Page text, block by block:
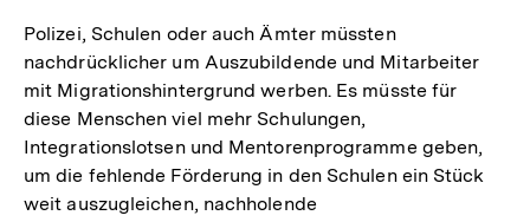
Polizei, Schulen oder auch Ämter müssten
nachdrücklicher um Auszubildende und Mitarbeiter
mit Migrationshintergrund werben. Es müsste für
diese Menschen viel mehr Schulungen,
Integrationslotsen und Mentorenprogramme geben,
um die fehlende Förderung in den Schulen ein Stück
weit auszugleichen, nachholende